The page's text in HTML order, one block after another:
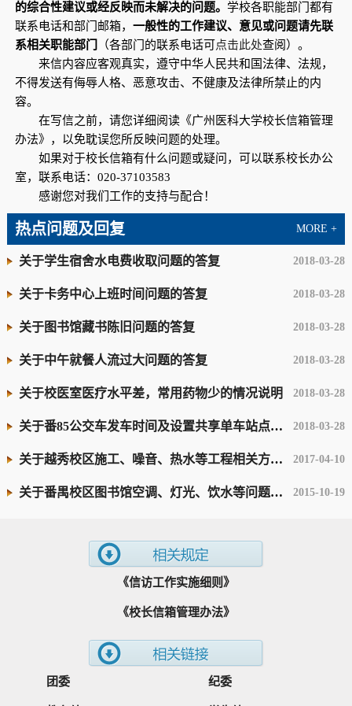
的综合性建议或经反映而未解决的问题。 学校各职能部门都有
联系电话和部门邮箱， 一般性的工作建议、意见或问题请先联
系相关职能部门
（各部门的联系电话可点击此处查阅）。
来信内容应客观真实，遵守中华人民共和国法律、法规，
不得发送有侮辱人格、恶意攻击、不健康及法律所禁止的内
容。
在写信之前，请您详细阅读《广州医科大学校长信箱管理
办法》，以免耽误您所反映问题的处理。
如果对于校长信箱有什么问题或疑问，可以联系校长办公
室，联系电话：020-37103583
感谢您对我们工作的支持与配合！
热点问题及回复 MORE +
2018-03-28
关于学生宿舍水电费收取问题的答复
2018-03-28
关于卡务中心上班时间问题的答复
2018-03-28
关于图书馆藏书陈旧问题的答复
2018-03-28
关于中午就餐人流过大问题的答复
2018-03-28
关于校医室医疗水平差，常用药物少的情况说明
2018-03-28
关于番85公交车发车时间及设置共享单车站点的情况说明
2017-04-10
关于越秀校区施工、噪音、热水等工程相关方面的情况说明
2015-10-19
关于番禺校区图书馆空调、灯光、饮水等问题的情况说明
《信访工作实施细则》
《校长信箱管理办法》
团委 纪委